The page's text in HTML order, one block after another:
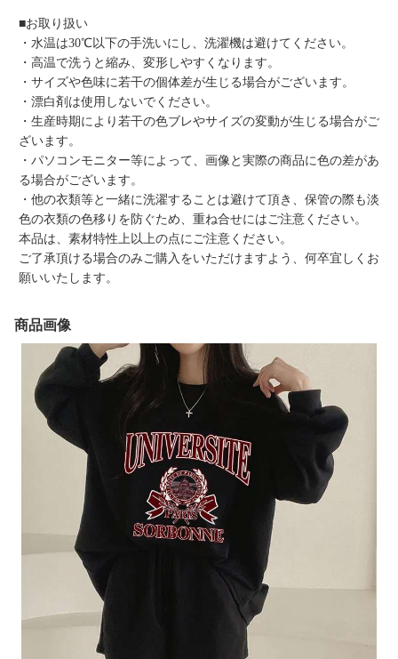
■お取り扱い
・水温は30℃以下の手洗いにし、洗濯機は避けてください。
・高温で洗うと縮み、変形しやすくなります。
・サイズや色味に若干の個体差が生じる場合がございます。
・漂白剤は使用しないでください。
・生産時期により若干の色ブレやサイズの変動が生じる場合がご
ざいます。
・パソコンモニター等によって、画像と実際の商品に色の差があ
る場合がございます。
・他の衣類等と一緒に洗濯することは避けて頂き、保管の際も淡
色の衣類の色移りを防ぐため、重ね合せにはご注意ください。
本品は、素材特性上以上の点にご注意ください。
ご了承頂ける場合のみご購入をいただけますよう、何卒宜しくお
願いいたします。
商品画像